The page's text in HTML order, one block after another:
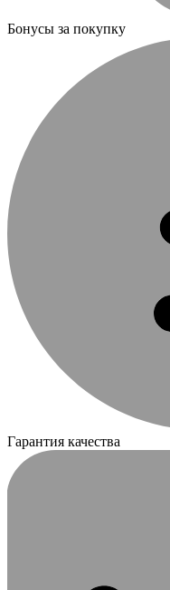
Бонусы за покупку
Гарантия качества